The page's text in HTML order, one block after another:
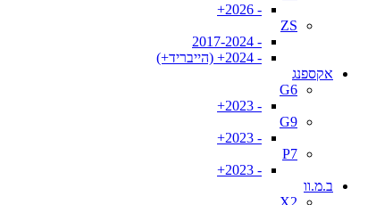
- 2026+
ZS
- 2017-2024
- 2024+ (הייבריד+)
אקספנג
G6
- 2023+
G9
- 2023+
P7
- 2023+
ב.מ.וו
X2